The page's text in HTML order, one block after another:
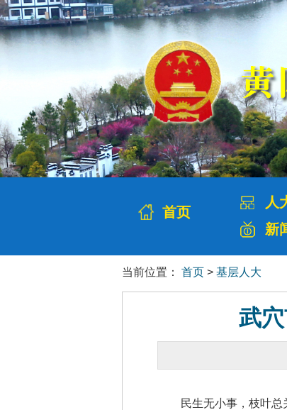
首页
人
新
当前位置： 首页 > 基层人大
武
民生无小事，枝叶总关